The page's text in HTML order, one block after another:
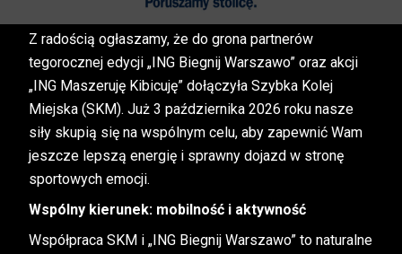
Z radością ogłaszamy, że do grona partnerów
tegorocznej edycji „ING Biegnij Warszawo” oraz akcji
„ING Maszeruję Kibicuję” dołączyła Szybka Kolej
Miejska (SKM). Już 3 października 2026 roku nasze
siły skupią się na wspólnym celu, aby zapewnić Wam
jeszcze lepszą energię i sprawny dojazd w stronę
sportowych emocji.
Wspólny kierunek: mobilność i aktywność
Współpraca SKM i „ING Biegnij Warszawo” to naturalne